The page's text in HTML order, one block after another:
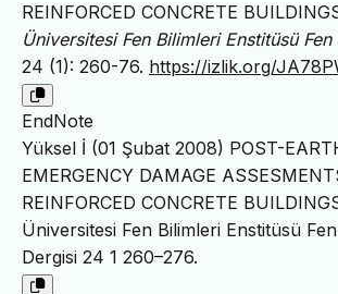
REINFORCED CONCRETE
Üniversitesi Fen Bilimleri Enstitüsü
24 (1): 260-76. https://izlik.org/
EndNote
Yüksel İ (01 Şubat 2008) POST-
EMERGENCY DAMAGE
REINFORCED CONCRETE
Üniversitesi Fen Bilimleri Enstitüsü
Dergisi 24 1 260–276.